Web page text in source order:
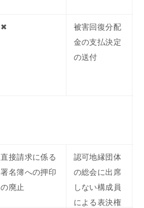
✖︎
被害回復分配
金の支払決定
の送付
直接請求に係る
署名簿への押印
の廃止
認可地縁団体
の総会に出席
しない構成員
による表決権